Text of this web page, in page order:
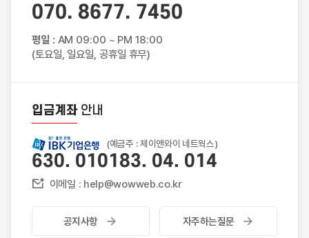
070. 8677. 7450
평일 : AM 09:00 ~ PM 18:00
(토요일, 일요일, 공휴일 휴무)
입금계좌안내
(예금주 : 제이앤와이 네트웍스)
630. 010183. 04. 014
이메일 : help@wowweb.co.kr
공지사항 자주하는질문